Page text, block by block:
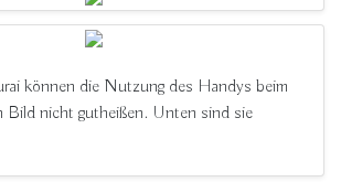
können die Nutzung des Handys beim
Bild nicht gutheißen. Unten sind sie